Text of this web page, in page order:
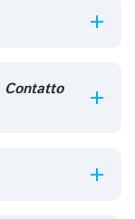
Contatto